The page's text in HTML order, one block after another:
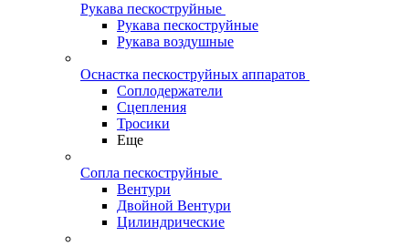
Рукава пескоструйные
Рукава пескоструйные
Рукава воздушные
Оснастка пескоструйных аппаратов
Соплодержатели
Сцепления
Тросики
Еще
Сопла пескоструйные
Вентури
Двойной Вентури
Цилиндрические